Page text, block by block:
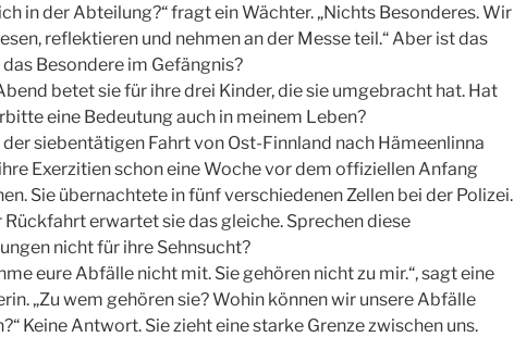
in der Abteilung?“ fragt ein Wächter. „Nichts Besonderes. Wir
reflektieren und nehmen an der Messe teil.“ Aber ist das
Besondere im Gefängnis?
betet sie für ihre drei Kinder, die sie umgebracht hat. Hat
eine Bedeutung auch in meinem Leben?
siebentätigen Fahrt von Ost-Finnland nach Hämeenlinna
Exerzitien schon eine Woche vor dem offiziellen Anfang
Sie übernachtete in fünf verschiedenen Zellen bei der Polizei.
Rückfahrt erwartet sie das gleiche. Sprechen diese
nicht für ihre Sehnsucht?
eure Abfälle nicht mit. Sie gehören nicht zu mir.“, sagt eine
„Zu wem gehören sie? Wohin können wir unsere Abfälle
Keine Antwort. Sie zieht eine starke Grenze zwischen uns.